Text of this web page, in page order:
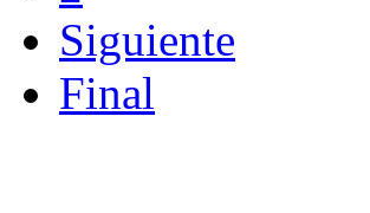
Siguiente
Final